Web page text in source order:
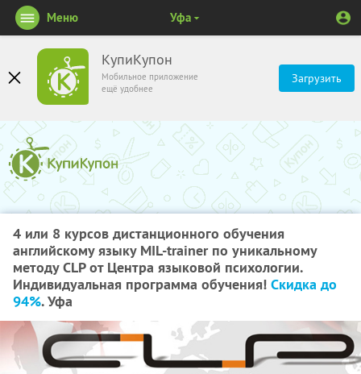
КупиКупон
Мобильное приложение
ещё удобнее
Загрузить
Меню Уфа
4 или 8 курсов дистанционного обучения
английскому языку MIL-trainer по уникальному
методу CLP от Центра языковой психологии.
Индивидуальная программа обучения! Скидка до
94%. Уфа